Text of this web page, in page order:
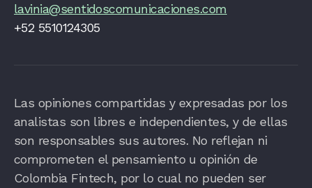
lavinia@sentidoscomunicaciones.com
+52 5510124305
Las opiniones compartidas y expresadas por los
analistas son libres e independientes, y de ellas
son responsables sus autores. No reflejan ni
comprometen el pensamiento u opinión de
Colombia Fintech, por lo cual no pueden ser